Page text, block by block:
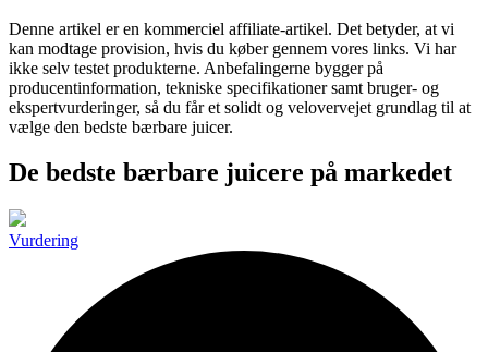
Denne artikel er en kommerciel affiliate-artikel. Det betyder, at vi
kan modtage provision, hvis du køber gennem vores links. Vi har
ikke selv testet produkterne. Anbefalingerne bygger på
producentinformation, tekniske specifikationer samt bruger- og
ekspertvurderinger, så du får et solidt og velovervejet grundlag til at
vælge den bedste bærbare juicer.
De bedste bærbare juicere på markedet
Vurdering